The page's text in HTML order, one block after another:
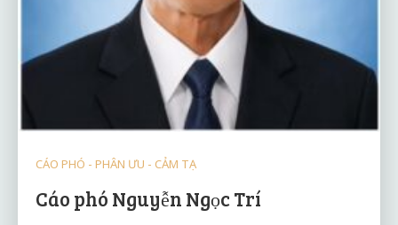
CÁO PHÓ - PHÂN ƯU - CẢM TẠ
Cáo phó Nguyễn Ngọc Trí